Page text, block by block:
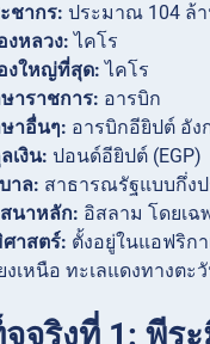
ชากร: ประมาณ 104 ล้
งหลวง: ไคโร
งใหญ่ที่สุด: ไคโร
าราชการ: อารบิก
าอื่นๆ: อารบิกอียิปต์ อัง
เงิน: ปอนด์อียิปต์ (EGP)
าล: สาธารณรัฐแบบกึ่ง
นาหลัก: อิสลาม โดยเ
าสตร์: ตั้งอยู่ในแอฟริก
งเหนือ ทะเลแดงทางต
จริงที่ 1: พีร